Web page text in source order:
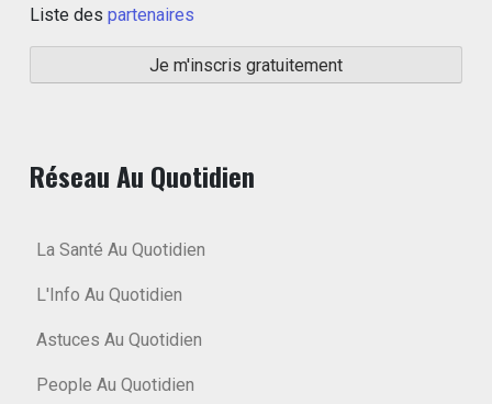
Liste des partenaires
Réseau Au Quotidien
La Santé Au Quotidien
L'Info Au Quotidien
Astuces Au Quotidien
People Au Quotidien